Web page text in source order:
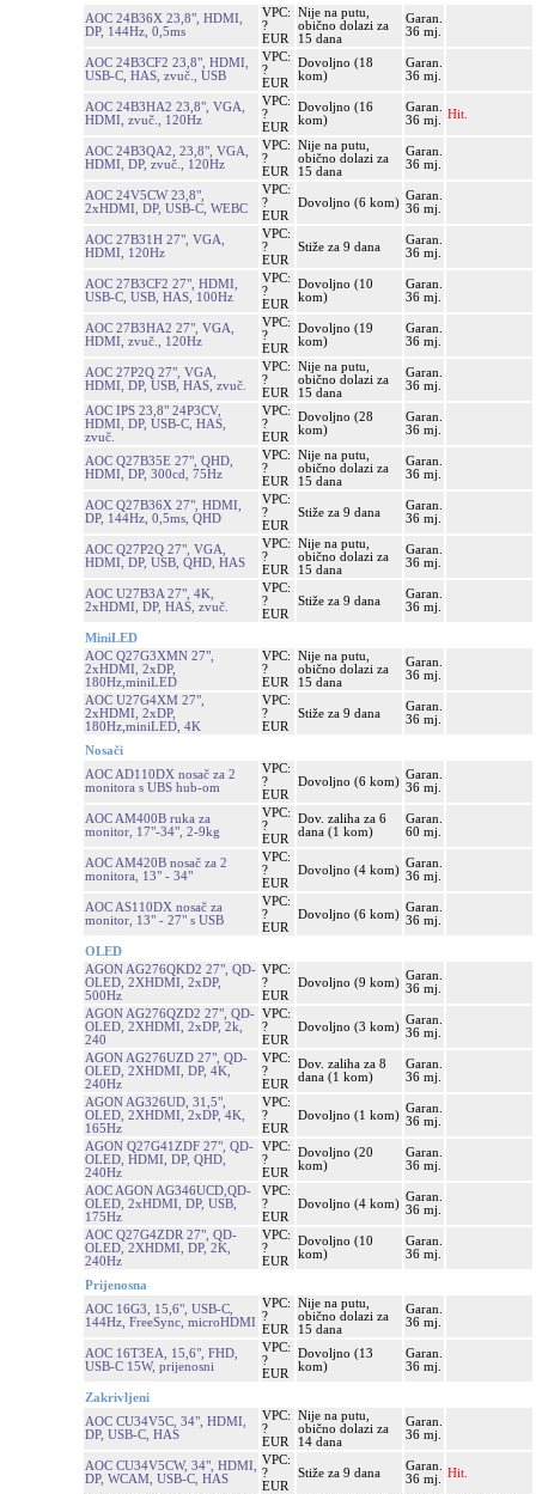
AOC 24B36X 23,8", HDMI,
DP, 144Hz, 0,5ms
VPC:
?
EUR
Nije na putu,
obično dolazi za
15 dana
Garan.
36 mj.
AOC 24B3CF2 23,8", HDMI,
USB-C, HAS, zvuč., USB
VPC:
?
EUR
Dovoljno (18
kom)
Garan.
36 mj.
AOC 24B3HA2 23,8", VGA,
HDMI, zvuč., 120Hz
VPC:
?
EUR
Dovoljno (16
kom)
Garan.
36 mj.
Hit.
AOC 24B3QA2, 23,8", VGA,
HDMI, DP, zvuč., 120Hz
VPC:
?
EUR
Nije na putu,
obično dolazi za
15 dana
Garan.
36 mj.
AOC 24V5CW 23,8",
2xHDMI, DP, USB-C, WEBC
VPC:
?
EUR
Dovoljno (6 kom)
Garan.
36 mj.
AOC 27B31H 27", VGA,
HDMI, 120Hz
VPC:
?
EUR
Stiže za 9 dana
Garan.
36 mj.
AOC 27B3CF2 27", HDMI,
USB-C, USB, HAS, 100Hz
VPC:
?
EUR
Dovoljno (10
kom)
Garan.
36 mj.
AOC 27B3HA2 27", VGA,
HDMI, zvuč., 120Hz
VPC:
?
EUR
Dovoljno (19
kom)
Garan.
36 mj.
AOC 27P2Q 27", VGA,
HDMI, DP, USB, HAS, zvuč.
VPC:
?
EUR
Nije na putu,
obično dolazi za
15 dana
Garan.
36 mj.
AOC IPS 23,8" 24P3CV,
HDMI, DP, USB-C, HAS,
zvuč.
VPC:
?
EUR
Dovoljno (28
kom)
Garan.
36 mj.
AOC Q27B35E 27", QHD,
HDMI, DP, 300cd, 75Hz
VPC:
?
EUR
Nije na putu,
obično dolazi za
15 dana
Garan.
36 mj.
AOC Q27B36X 27", HDMI,
DP, 144Hz, 0,5ms, QHD
VPC:
?
EUR
Stiže za 9 dana
Garan.
36 mj.
AOC Q27P2Q 27", VGA,
HDMI, DP, USB, QHD, HAS
VPC:
?
EUR
Nije na putu,
obično dolazi za
15 dana
Garan.
36 mj.
AOC U27B3A 27", 4K,
2xHDMI, DP, HAS, zvuč.
VPC:
?
EUR
Stiže za 9 dana
Garan.
36 mj.
MiniLED
AOC Q27G3XMN 27",
2xHDMI, 2xDP,
180Hz,miniLED
VPC:
?
EUR
Nije na putu,
obično dolazi za
15 dana
Garan.
36 mj.
AOC U27G4XM 27",
2xHDMI, 2xDP,
180Hz,miniLED, 4K
VPC:
?
EUR
Stiže za 9 dana
Garan.
36 mj.
Nosači
AOC AD110DX nosač za 2
monitora s UBS hub-om
VPC:
?
EUR
Dovoljno (6 kom)
Garan.
36 mj.
AOC AM400B ruka za
monitor, 17"-34", 2-9kg
VPC:
?
EUR
Dov. zaliha za 6
dana (1 kom)
Garan.
60 mj.
AOC AM420B nosač za 2
monitora, 13" - 34"
VPC:
?
EUR
Dovoljno (4 kom)
Garan.
36 mj.
AOC AS110DX nosač za
monitor, 13" - 27" s USB
VPC:
?
EUR
Dovoljno (6 kom)
Garan.
36 mj.
OLED
AGON AG276QKD2 27", QD-
OLED, 2XHDMI, 2xDP,
500Hz
VPC:
?
EUR
Dovoljno (9 kom)
Garan.
36 mj.
AGON AG276QZD2 27", QD-
OLED, 2XHDMI, 2xDP, 2k,
240
VPC:
?
EUR
Dovoljno (3 kom)
Garan.
36 mj.
AGON AG276UZD 27", QD-
OLED, 2XHDMI, DP, 4K,
240Hz
VPC:
?
EUR
Dov. zaliha za 8
dana (1 kom)
Garan.
36 mj.
AGON AG326UD, 31,5",
OLED, 2XHDMI, 2xDP, 4K,
165Hz
VPC:
?
EUR
Dovoljno (1 kom)
Garan.
36 mj.
AGON Q27G41ZDF 27", QD-
OLED, HDMI, DP, QHD,
240Hz
VPC:
?
EUR
Dovoljno (20
kom)
Garan.
36 mj.
AOC AGON AG346UCD,QD-
OLED, 2xHDMI, DP, USB,
175Hz
VPC:
?
EUR
Dovoljno (4 kom)
Garan.
36 mj.
AOC Q27G4ZDR 27", QD-
OLED, 2XHDMI, DP, 2K,
240Hz
VPC:
?
EUR
Dovoljno (10
kom)
Garan.
36 mj.
Prijenosna
AOC 16G3, 15,6", USB-C,
144Hz, FreeSync, microHDMI
VPC:
?
EUR
Nije na putu,
obično dolazi za
15 dana
Garan.
36 mj.
AOC 16T3EA, 15,6", FHD,
USB-C 15W, prijenosni
VPC:
?
EUR
Dovoljno (13
kom)
Garan.
36 mj.
Zakrivljeni
AOC CU34V5C, 34", HDMI,
DP, USB-C, HAS
VPC:
?
EUR
Nije na putu,
obično dolazi za
14 dana
Garan.
36 mj.
AOC CU34V5CW, 34", HDMI,
DP, WCAM, USB-C, HAS
VPC:
?
EUR
Stiže za 9 dana
Garan.
36 mj.
Hit.